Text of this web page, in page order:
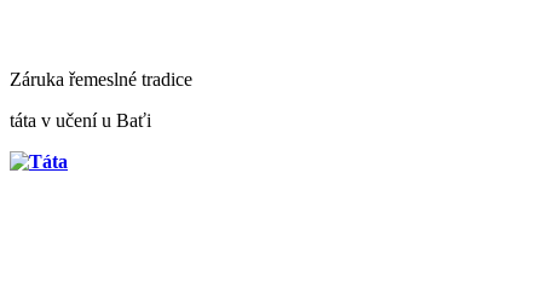
Záruka řemeslné tradice
táta v učení u Baťi